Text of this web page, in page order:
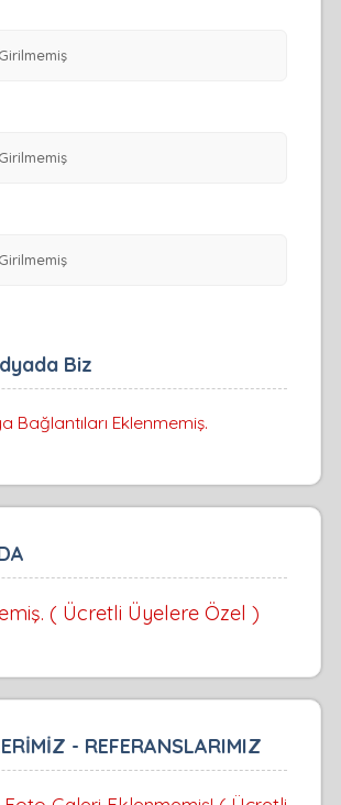
Biz
Bağlantıları Eklenmemiş.
( Ücretli Üyelere Özel )
- REFERANSLARIMIZ